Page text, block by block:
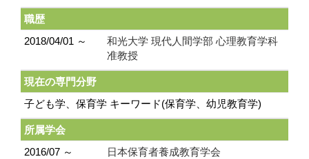
職歴
2018/04/01 ～
和光大学 現代人間学部 心理教育学科
准教授
現在の専門分野
子ども学、保育学 キーワード(保育学、幼児教育学)
所属学会
2016/07 ～
日本保育者養成教育学会